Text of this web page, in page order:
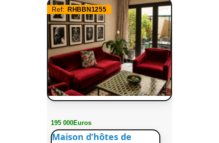
Ref: RHBBN1255
195 000Euros
Maison d’hôtes de